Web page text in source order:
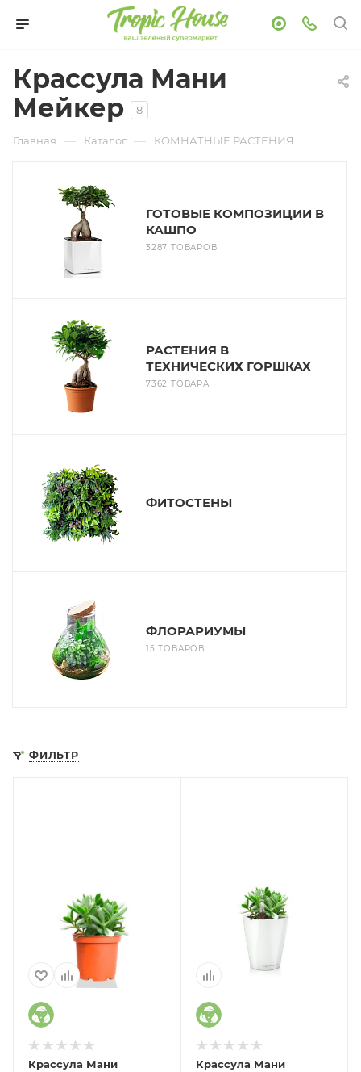
Крассула Мани
Мейкер
8
Главная — Каталог — КОМНАТНЫЕ РАСТЕНИЯ
ГОТОВЫЕ КОМПОЗИЦИИ В
КАШПО
3287 ТОВАРОВ
РАСТЕНИЯ В
ТЕХНИЧЕСКИХ ГОРШКАХ
7362 ТОВАРА
ФИТОСТЕНЫ
ФЛОРАРИУМЫ
15 ТОВАРОВ
ФИЛЬТР
Крассула Мани
Крассула Мани